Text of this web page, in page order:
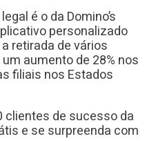
é o da Domino’s
personalizado
retirada de vários
aumento de 28% nos
filiais nos Estados
clientes de sucesso da
e se surpreenda com